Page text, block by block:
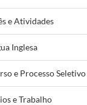
e Atividades
Inglesa
e Processo Seletivo
e Trabalho